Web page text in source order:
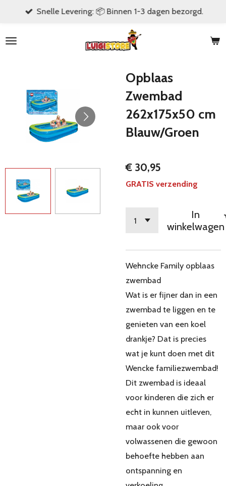
naar
Snelle Levering: 📦 Binnen 1-3 dagen bezorgd.
Opblaas
Zwembad
262x175x50 cm
Blauw/Groen
€ 30,95
GRATIS verzending
In
winkelwagen
Wehncke Family opblaas
zwembad
Wat is er fijner dan in een
zwembad te liggen en te
genieten van een koel
drankje? Dat is precies
wat je kunt doen met dit
Wencke familiezwembad!
Dit zwembad is ideaal
voor kinderen die zich er
echt in kunnen uitleven,
maar ook voor
volwassenen die gewoon
behoefte hebben aan
ontspanning en